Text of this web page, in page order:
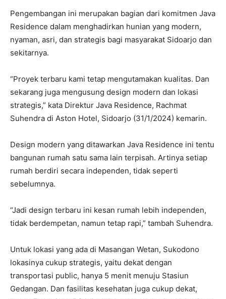
Pengembangan ini merupakan bagian dari komitmen Java
Residence dalam menghadirkan hunian yang modern,
nyaman, asri, dan strategis bagi masyarakat Sidoarjo dan
sekitarnya.
“Proyek terbaru kami tetap mengutamakan kualitas. Dan
sekarang juga mengusung design modern dan lokasi
strategis,” kata Direktur Java Residence, Rachmat
Suhendra di Aston Hotel, Sidoarjo (31/1/2024) kemarin.
Design modern yang ditawarkan Java Residence ini tentu
bangunan rumah satu sama lain terpisah. Artinya setiap
rumah berdiri secara independen, tidak seperti
sebelumnya.
“Jadi design terbaru ini kesan rumah lebih independen,
tidak berdempetan, namun tetap rapi,” tambah Suhendra.
Untuk lokasi yang ada di Masangan Wetan, Sukodono
lokasinya cukup strategis, yaitu dekat dengan
transportasi public, hanya 5 menit menuju Stasiun
Gedangan. Dan fasilitas kesehatan juga cukup dekat,